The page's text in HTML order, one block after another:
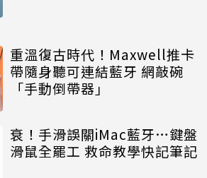
重溫復古時代！Maxwell推卡
帶隨身聽可連結藍牙 網敲碗
「手動倒帶器」
衰！手滑誤關iMac藍牙…鍵盤
滑鼠全罷工 救命教學快記筆記